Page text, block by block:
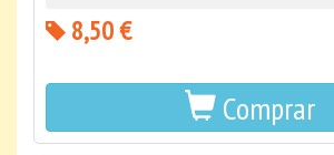
8,50 €
Comprar